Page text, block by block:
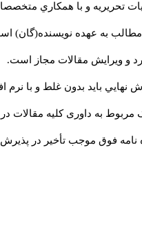
تحريريه و با همکاري
به عهده نويسنده(گان)
رد و ويرايش مقالات مجاز است.
نهايي باید بدون غلط و با نرم
به داوری کلیه مقالات
فوق موجب تأخیر در